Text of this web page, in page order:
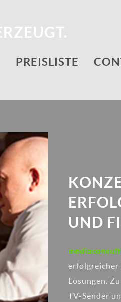
PREISLISTE
UND
erfolgreicher
Lösungen.
TV-Sender